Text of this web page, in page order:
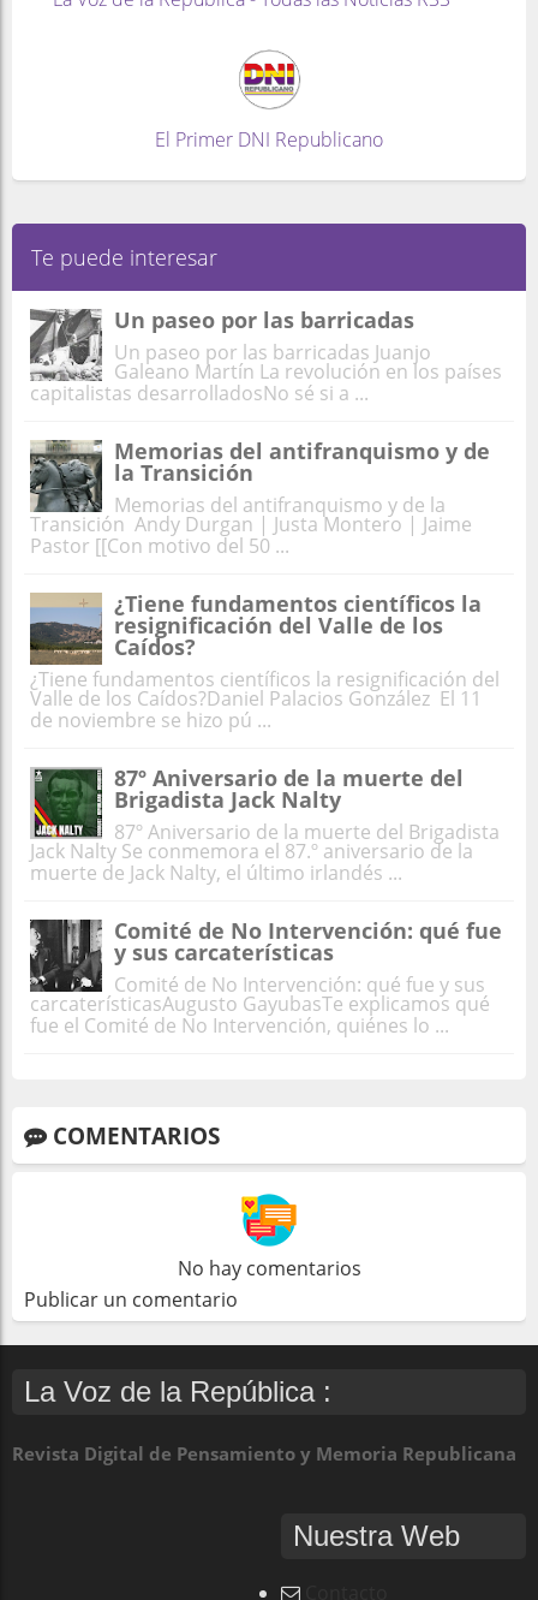
El Primer DNI Republicano
Te puede interesar
Un paseo por las barricadas
Un paseo por las barricadas Juanjo
Galeano Martín La revolución en los países
capitalistas desarrolladosNo sé si a ...
Memorias del antifranquismo y de
la Transición
Memorias del antifranquismo y de la
Transición Andy Durgan | Justa Montero | Jaime
Pastor [[Con motivo del 50 ...
¿Tiene fundamentos científicos la
resignificación del Valle de los
Caídos?
¿Tiene fundamentos científicos la resignificación del
Valle de los Caídos?Daniel Palacios González El 11
de noviembre se hizo pú ...
87º Aniversario de la muerte del
Brigadista Jack Nalty
87º Aniversario de la muerte del Brigadista
Jack Nalty Se conmemora el 87.º aniversario de la
muerte de Jack Nalty, el último irlandés ...
Comité de No Intervención: qué fue
y sus carcaterísticas
Comité de No Intervención: qué fue y sus
carcaterísticasAugusto GayubasTe explicamos qué
fue el Comité de No Intervención, quiénes lo ...
COMENTARIOS
No hay comentarios
Publicar un comentario
La Voz de la República :
Revista Digital de Pensamiento y Memoria Republicana
Nuestra Web